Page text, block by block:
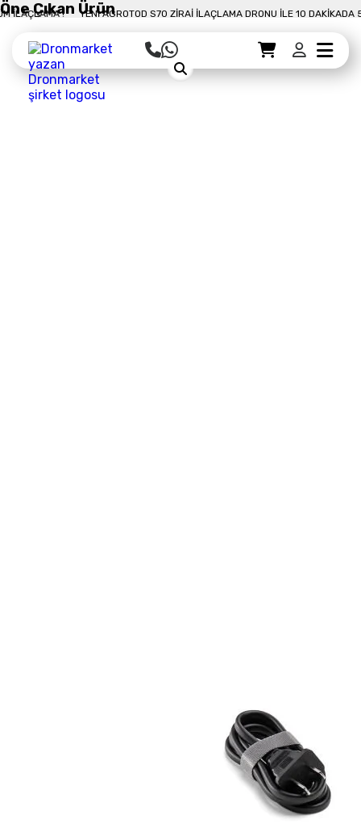
DAKIKADA 50 DÖNÜM İLAÇLAMA ! YENI AGROTOD S70 ZIRAI İLAÇLAMA
Sepet
Sepet Detayı Ödemeye Geç
Öne Çıkan Ürün